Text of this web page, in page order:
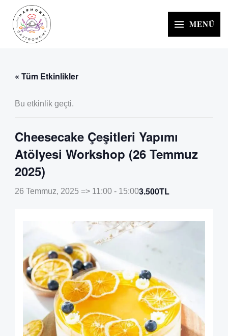
İçeriğe
MENÜ
« Tüm Etkinlikler
Bu etkinlik geçti.
Cheesecake Çeşitleri Yapımı
Atölyesi Workshop (26 Temmuz
2025)
26 Temmuz, 2025 => 11:00- 15:003.500TL